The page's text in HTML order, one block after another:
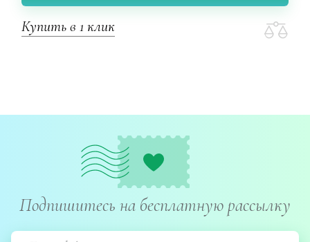
Купить в 1 клик
Подпишитесь на бесплатную рассылку